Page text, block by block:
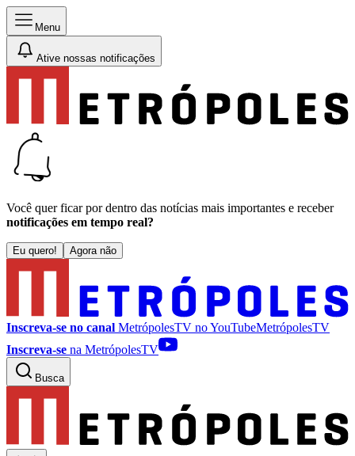
Menu
Ative nossas notificações
Você quer ficar por dentro das notícias mais importantes e receber
notificações em tempo real?
Eu quero! Agora não
Inscreva-se no canal MetrópolesTV noYouTubeMetrópolesTV
Inscreva-se na MetrópolesTV
Busca